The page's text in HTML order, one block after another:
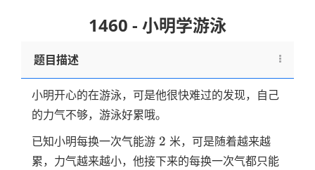
1460 - 小明学游泳
题目描述
小明开心的在游泳，可是他很快难过的发现，自己
的力气不够，游泳好累哦。
已知小明每换一次气能游 2
2 米，可是随着越来越
累，力气越来越小，他接下来的每换一次气都只能